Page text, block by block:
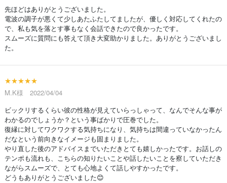
先ほどはありがとうございました。
電波の調子が悪くて少しあたふたしてましたが、優しく対応してくれたの
で、私も気を落とす事もなく会話できたので良かったです。
スムーズに質問にも答えて頂き大変助かりました。ありがとうございまし
た。
★★★★★
M.K様 2022/04/04
ビックリするくらい彼の性格が見えていらっしゃって、なんでそんな事が
わかるのでしょうか？という事ばかりで圧巻でした。
復縁に対してワクワクする気持ちになり、気持ちは間違っていなかったん
だなという前向きなイメージも固まりました。
やり直した後のアドバイスまでいただきとても嬉しかったです。お話しの
テンポも流れも、こちらの知りたいことや話したいことを察していただき
ながらスムーズで、とても心地よくて話しやすかったです。
どうもありがとうございました😊